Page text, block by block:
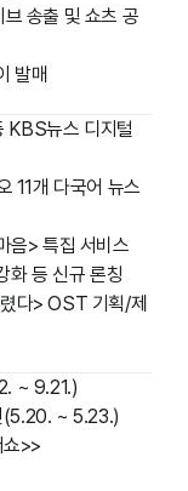
송출 및 쇼츠 공
발매
KBS뉴스 디지털
11개 다국어 뉴스
음> 특집 서비스
화 등 신규 론칭
다> OST 기획/제
~ 9.21.)
(5.20. ~ 5.23.)
>>